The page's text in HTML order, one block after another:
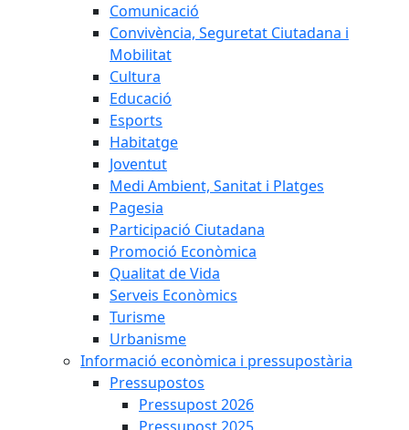
Comunicació
Convivència, Seguretat Ciutadana i
Mobilitat
Cultura
Educació
Esports
Habitatge
Joventut
Medi Ambient, Sanitat i Platges
Pagesia
Participació Ciutadana
Promoció Econòmica
Qualitat de Vida
Serveis Econòmics
Turisme
Urbanisme
Informació econòmica i pressupostària
Pressupostos
Pressupost 2026